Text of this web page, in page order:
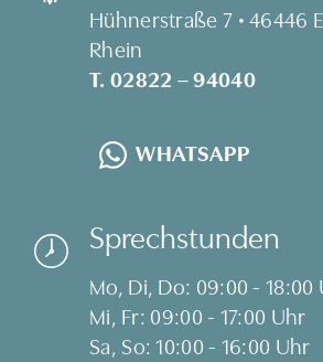
Hühnerstraße 7 • 46446
Rhein
T. 02822 – 94040
WHATSAPP
Sprechstunden
Mo, Di, Do: 09:00 - 18:00
Mi, Fr: 09:00 - 17:00 Uhr
Sa, So: 10:00 - 16:00 Uhr